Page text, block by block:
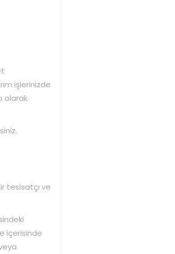
işlerinizde
olarak
tesisatçı ve
içerisinde